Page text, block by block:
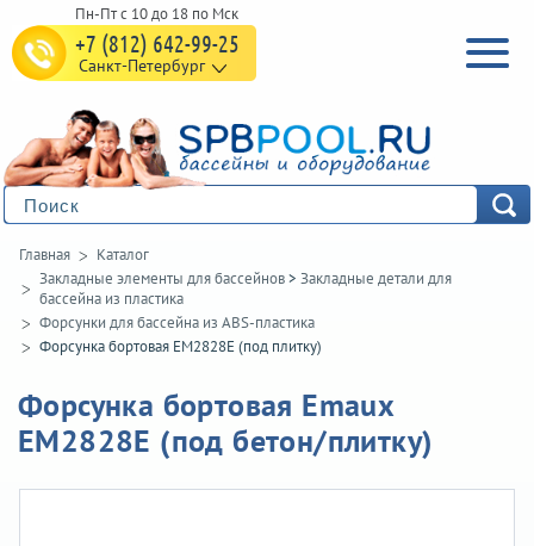
+7 (812) 642-99-25
Санкт-Петербург
Главная
Каталог
Закладные элементы для бассейнов> Закладные детали для
бассейна из пластика
Форсунки для бассейна из ABS-пластика
Форсунка бортовая EM2828E (под плитку)
Форсунка бортовая Emaux
EM2828E (под бетон/плитку)